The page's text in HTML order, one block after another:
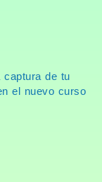
de tu
el nuevo curso